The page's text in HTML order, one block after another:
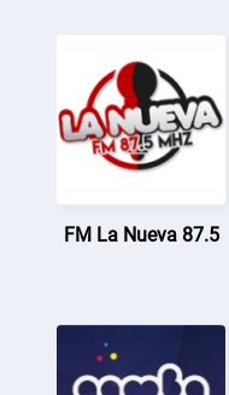
FM La Nueva 87.5